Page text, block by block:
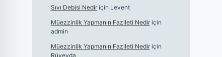
Sıvı Debisi Nediriçin Levent
Müezzinlik Yapmanın Fazileti Nediriçin
admin
Müezzinlik Yapmanın Fazileti Nediriçin
Rüveyda